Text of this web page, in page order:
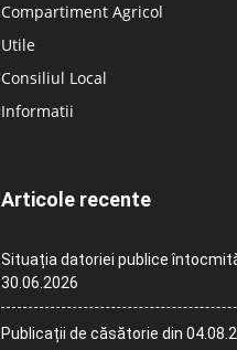
Compartiment Agricol
Utile
Consiliul Local
Informatii
Articole recente
Situația datoriei publice
30.06.2026
Publicații de căsătorie din